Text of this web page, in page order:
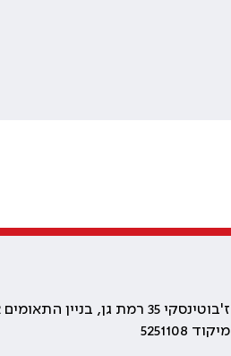
ז'בוטינסקי 35 רמת גן, בניין התאומים 2
מיקוד 5251108